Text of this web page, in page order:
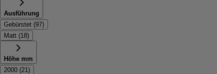
Ausführung
Gebürstet (97)
Matt (18)
Höhe mm
2000 (21)